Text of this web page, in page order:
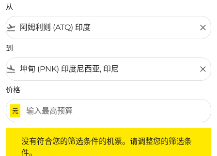
从
flight_takeoff close
到
flight_land close
价格
元
没有符合您的筛选条件的机票。请调整您的筛选条
件。